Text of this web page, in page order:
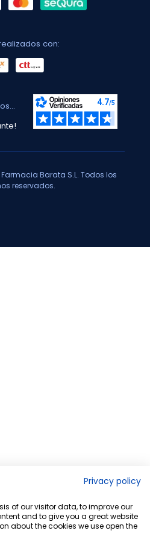
con:
Barata S.L. Todos los
reservados.
Privacy policy
of our visitor data, to improve our
and to give you a great website
about the cookies we use open the